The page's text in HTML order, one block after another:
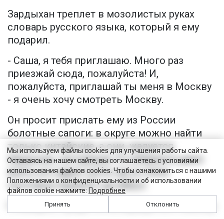
Зардыхан треплет в мозолистых руках
словарь русского языка, который я ему
подарил.
- Саша, я тебя приглашаю. Много раз
приезжай сюда, пожалуйста! И,
пожалуйста, приглашай ты меня в Москву
- я очень хочу смотреть Москву.
Он просит прислать ему из России
болотные сапоги: в округе можно найти
только китайские, а они, жалуется
Зардыхан, негодящие. Я собирался даже
взять его адрес (хотя где в степи
почтовые ящики?), да забыл.
Очевидно, придется возвращаться самому.
Мы используем файлы cookies для улучшения работы сайта.
Оставаясь на нашем сайте, вы соглашаетесь с условиями
использования файлов cookies. Чтобы ознакомиться с нашими
Положениями о конфиденциальности и об использовании
файлов cookie нажмите: Подробнее
Принять Отклонить